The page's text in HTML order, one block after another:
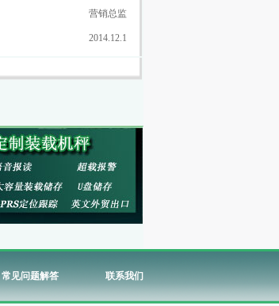
营销总监
2014.12.1
常见问题解答 联系我们